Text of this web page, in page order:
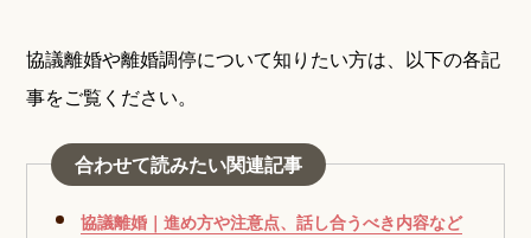
協議離婚や離婚調停について知りたい方は、以下の各記
事をご覧ください。
合わせて読みたい関連記事
協議離婚｜進め方や注意点、話し合うべき内容など